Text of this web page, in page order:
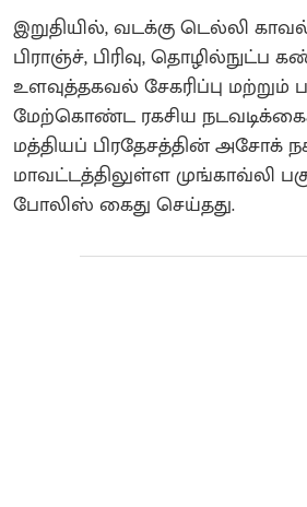
இறுதியில், வடக்கு டெல்லி
பிராஞ்ச், பிரிவு, தொழில்நுட்ப
உளவுத்தகவல் சேகரிப்பு
மேற்கொண்ட ரகசிய
மத்தியப் பிரதேசத்தின் அசோக்
மாவட்டத்திலுள்ள முங்காவ்லி
போலிஸ் கைது செய்தது.